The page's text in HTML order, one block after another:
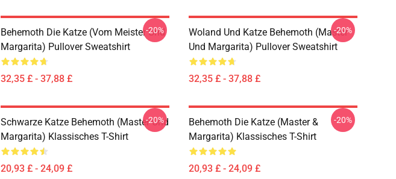
Behemoth Die Katze (vom Meister Und
Margarita) Pullover Sweatshirt
32,35 £ - 37,88 £
-20%
Woland Und Katze Behemoth (Master
Und Margarita) Pullover Sweatshirt
32,35 £ - 37,88 £
-20%
Schwarze Katze Behemoth (Master Und
Margarita) Klassisches T-Shirt
20,93 £ - 24,09 £
-20%
Behemoth Die Katze (Master &
Margarita) Klassisches T-Shirt
20,93 £ - 24,09 £
-20%